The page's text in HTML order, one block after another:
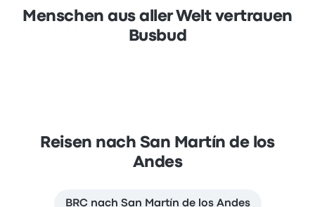
Menschen aus aller Welt vertrauen
Busbud
Reisen nach San Martín de los
Andes
BRC nach San Martín de los Andes